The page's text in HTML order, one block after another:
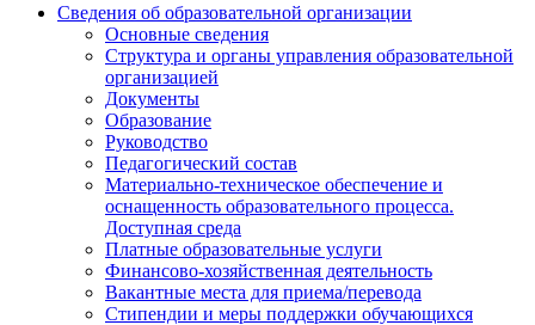
Сведения об образовательной организации
Основные сведения
Структура и органы управления образовательной
организацией
Документы
Образование
Руководство
Педагогический состав
Материально-техническое обеспечение и
оснащенность образовательного процесса.
Доступная среда
Платные образовательные услуги
Финансово-хозяйственная деятельность
Вакантные места для приема/перевода
Стипендии и меры поддержки обучающихся